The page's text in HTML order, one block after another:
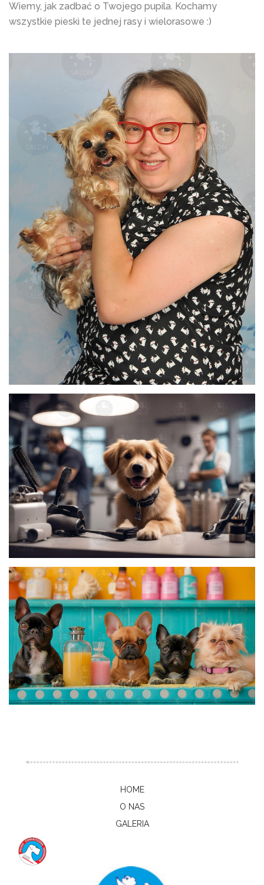
Wiemy, jak zadbać o Twojego pupila. Kochamy
wszystkie pieski te jednej rasy i wielorasowe :)
HOME
O NAS
GALERIA